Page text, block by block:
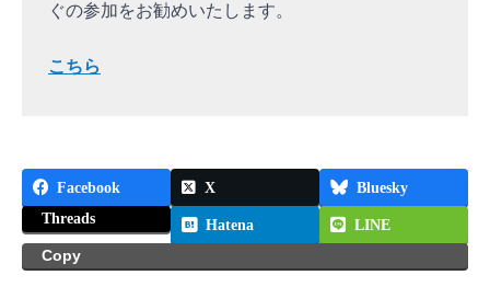
ぐの参加をお勧めいたします。
こちら
Facebook X
Bluesky
Threads
Hatena
LINE
Copy